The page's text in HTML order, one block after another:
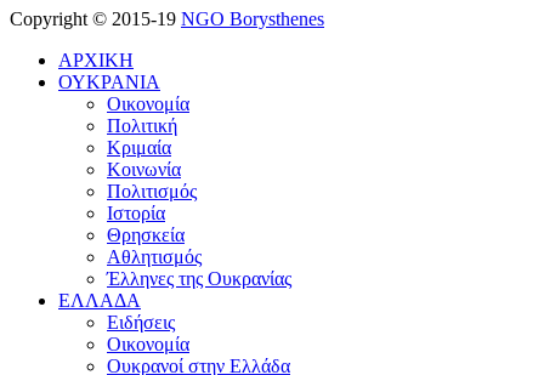
Copyright © 2015-19 NGO Borysthenes
ΑΡΧΙΚΗ
ΟΥΚΡΑΝΙΑ
Οικονομία
Πολιτική
Κριμαία
Κοινωνία
Πολιτισμός
Ιστορία
Θρησκεία
Αθλητισμός
Έλληνες της Ουκρανίας
ΕΛΛΑΔΑ
Ειδήσεις
Οικονομία
Ουκρανοί στην Ελλάδα